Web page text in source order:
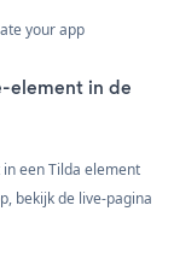
your app
element in de
een Tilda element
bekijk de live-pagina